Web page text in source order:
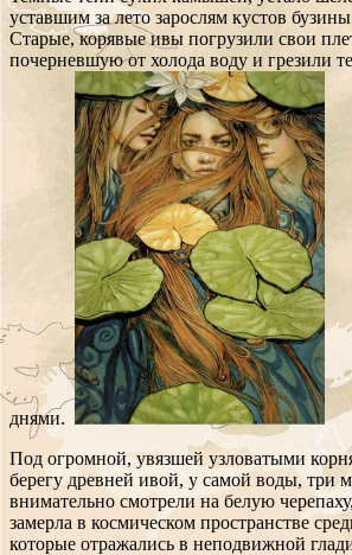
уставшим за лето зарослям кустов бузины
Старые, корявые ивы погрузили свои
почерневшую от холода воду и грезили
днями.
Под огромной, увязшей узловатыми
берегу древней ивой, у самой воды, три
внимательно смотрели на белую
замерла в космическом пространстве
которые отражались в неподвижной